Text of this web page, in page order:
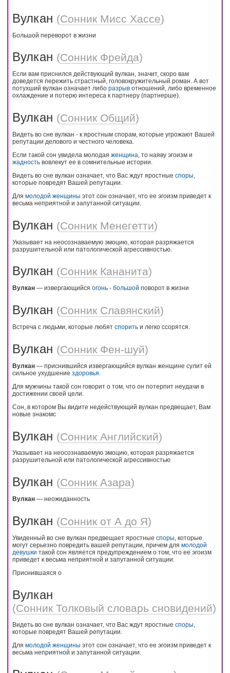
Вулкан (Сонник Мисс Хассе)
Большой переворот в жизни
Вулкан (Сонник Фрейда)
Если вам приснился действующий вулкан, значит, скоро вам
доведется пережить страстный, головокружительный роман. А вот
потухший вулкан означает либо разрыв отношений, либо временное
охлаждение и потерю интереса к партнеру (партнерше).
Вулкан (Сонник Общий)
Видеть во сне вулкан - к яростным спорам, которые угрожают Вашей
репутации делового и честного человека.
Если такой сон увидела молодая женщина, то наяву эгоизм и
жадность вовлекут ее в сомнительные истории.
Видеть во сне вулкан означает, что Вас ждут яростные споры,
которые повредят Вашей репутации.
Для молодой женщины этот сон означает, что ее эгоизм приведет к
весьма неприятной и запутанной ситуации.
Вулкан (Сонник Менегетти)
Указывает на неосознаваемую эмоцию, которая разряжается
разрушительной или патологической агрессивностью.
Вулкан (Сонник Кананита)
Вулкан — извергающийся огонь - большой поворот в жизни
Вулкан (Сонник Славянский)
Встреча с людьми, которые любят спорить и легко ссорятся.
Вулкан (Сонник Фен-шуй)
Вулкан — приснившийся извергающийся вулкан женщине сулит ей
сильное ухудшение здоровья.
Для мужчины такой сон говорит о том, что он потерпит неудачи в
достижении своей цели.
Сон, в котором Вы видите недействующий вулкан предвещает, Вам
новые знакомс
Вулкан (Сонник Английский)
Указывает на неосознаваемую эмоцию, которая разряжается
разрушительной или патологической агрессивностью
Вулкан (Сонник Азара)
Вулкан — неожиданность
Вулкан (Сонник от А до Я)
Увиденный во сне вулкан предвещает яростные споры, которые
могут серьезно повредить вашей репутации, причем для молодой
девушки такой сон является предупреждением о том, что ее эгоизм
приведет к весьма неприятной и запутанной ситуации.
Приснившаяся о
Вулкан
(Сонник Толковый словарь сновидений)
Видеть во сне вулкан означает, что Вас ждут яростные споры
которые повредят Вашей репутации.
Для молодой женщины этот сон означает, что ее эгоизм приведет к
весьма неприятной и запутанной ситуации.